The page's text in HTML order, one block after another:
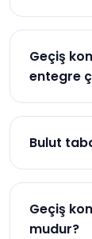
Giriş-
Geçiş
entegre
Evet,
Bulut
Bulut
Geçiş
mudur?